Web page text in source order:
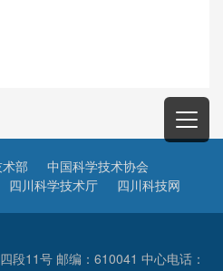
部
中国科学技术协会
四川科学技术厅 四川科技网
段11号 邮编：610041 中心电话：